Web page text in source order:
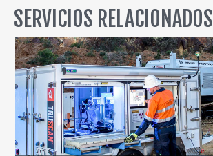
SERVICIOS RELACIONADOS